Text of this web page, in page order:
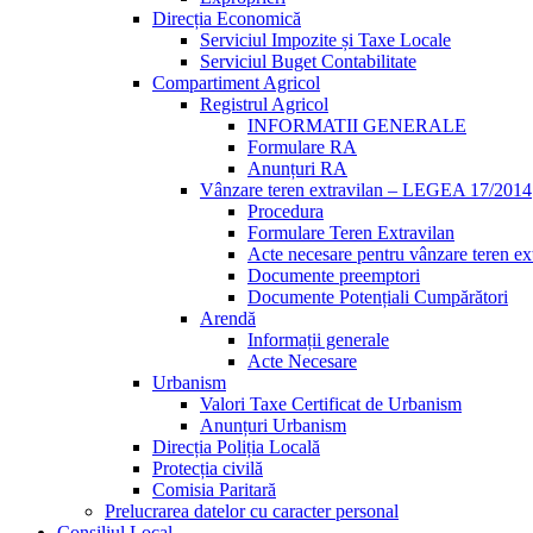
Direcția Economică
Serviciul Impozite și Taxe Locale
Serviciul Buget Contabilitate
Compartiment Agricol
Registrul Agricol
INFORMATII GENERALE
Formulare RA
Anunțuri RA
Vânzare teren extravilan – LEGEA 17/2014
Procedura
Formulare Teren Extravilan
Acte necesare pentru vânzare teren
Documente preemptori
Documente Potențiali Cumpărători
Arendă
Informații generale
Acte Necesare
Urbanism
Valori Taxe Certificat de Urbanism
Anunțuri Urbanism
Direcția Poliția Locală
Protecția civilă
Comisia Paritară
Prelucrarea datelor cu caracter personal